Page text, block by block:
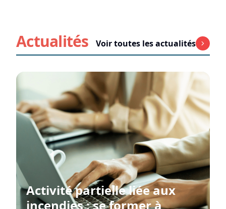
Actualités Voir toutes les actualités
Activité partielle liée aux
incendies : se former à